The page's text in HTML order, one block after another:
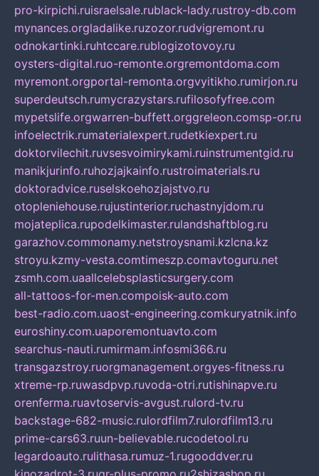
pro-kirpichi.ruisraelsale.rublack-lady.rustroy-db.com
mynances.orgladalike.ruzozor.rudvigremont.ru
odnokartinki.ruhtccare.rublogizotovoy.ru
oysters-digital.ruo-remonte.orgremontdoma.com
myremont.orgportal-remonta.orgvyitikho.rumirjon.ru
superdeutsch.rumycrazystars.rufilosofyfree.com
mypetslife.orgwarren-buffett.orggreleon.comsp-or.ru
infoelectrik.rumaterialexpert.rudetkiexpert.ru
doktorvilechit.ruvsesvoimirykami.ruinstrumentgid.ru
manikjurinfo.ruhozjajkainfo.rustroimaterials.ru
doktoradvice.ruselskoehozjajstvo.ru
otopleniehouse.rujustinterior.ruchastnyjdom.ru
mojateplica.rupodelkimaster.rulandshaftblog.ru
garazhov.commonamy.netstroysnami.kzlcna.kz
stroyu.kzmy-vesta.comtimeszp.comavtoguru.net
zsmh.com.uaallcelebsplasticsurgery.com
all-tattoos-for-men.compoisk-auto.com
best-radio.com.uaost-engineering.comkuryatnik.info
euroshiny.com.uaporemontuavto.com
searchus-nauti.rumirmam.infosmi366.ru
transgazstroy.ruorgmanagement.orgyes-fitness.ru
xtreme-rp.ruwasdpvp.ruvoda-otri.rutishinapve.ru
orenferma.ruavtoservis-avgust.rulord-tv.ru
backstage-682-music.rulordfilm7.rulordfilm13.ru
prime-cars63.ruun-believable.rucodetool.ru
legardoauto.rulithasa.rumuz-1.rugooddver.ru